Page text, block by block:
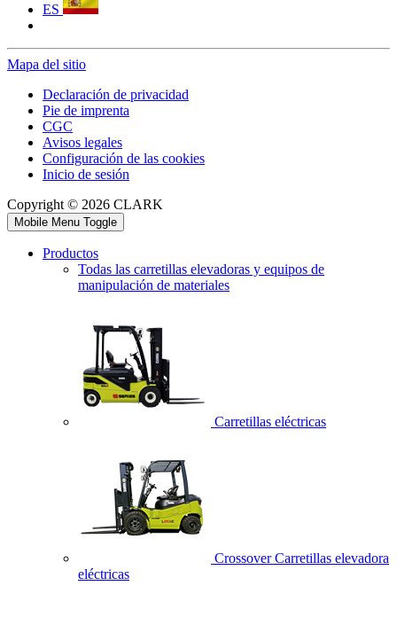
ES
Mapa del sitio
Declaración de privacidad
Pie de imprenta
CGC
Avisos legales
Configuración de las cookies
Inicio de sesión
Copyright © 2026 CLARK
Mobile Menu Toggle
Productos
Todas las carretillas elevadoras y equipos de
manipulación de materiales
Carretillas eléctricas
Crossover Carretillas elevadora
eléctricas